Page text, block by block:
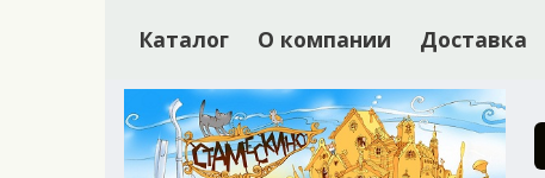
Каталог О компании Доставка